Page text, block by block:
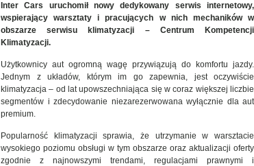
Inter Cars uruchomił nowy dedykowany serwis internetowy,
wspierający warsztaty i pracujących w nich mechaników w
obszarze serwisu klimatyzacji – Centrum Kompetencji
Klimatyzacji.
Użytkownicy aut ogromną wagę przywiązują do komfortu jazdy.
Jednym z układów, którym im go zapewnia, jest oczywiście
klimatyzacja – od lat upowszechniająca się w coraz większej liczbie
segmentów i zdecydowanie niezarezerwowana wyłącznie dla aut
premium.
Popularność klimatyzacji sprawia, że utrzymanie w warsztacie
wysokiego poziomu obsługi w tym obszarze oraz aktualizacji oferty
zgodnie z najnowszymi trendami, regulacjami prawnymi i